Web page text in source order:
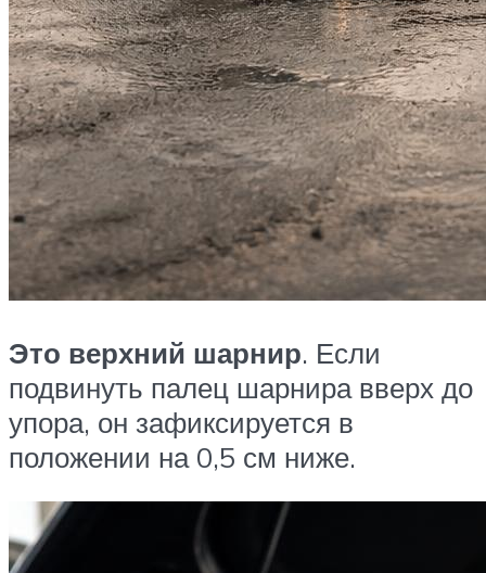
Это верхний шарнир. Если
подвинуть палец шарнира вверх до
упора, он зафиксируется в
положении на 0,5 см ниже.